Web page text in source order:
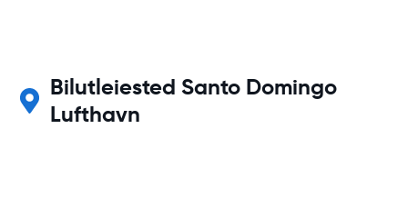
Bilutleiested Santo Domingo
Lufthavn